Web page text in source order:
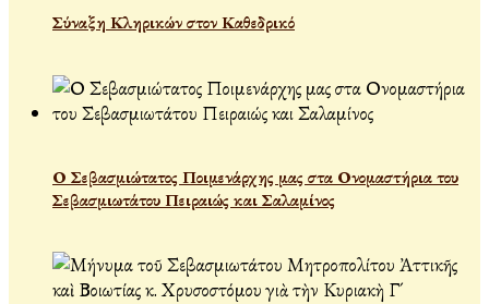
Σύναξη Κληρικών στον Καθεδρικό
Ο Σεβασμιώτατος Ποιμενάρχης μας στα Ονομαστήρια του
Σεβασμιωτάτου Πειραιώς και Σαλαμίνος